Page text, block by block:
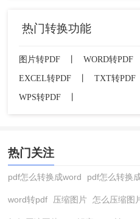
热门转换功能
图片转PDF WORD转PDF
EXCEL转PDF
TXT转PDF
WPS转PDF
热门关注
pdf怎么转换成word pdf怎么转换
word转pdf 压缩图片 怎么压缩图